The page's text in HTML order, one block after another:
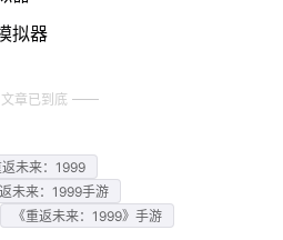
拟器
文章已到底
未来：1999
未来：1999手游
《重返未来：1999》手游